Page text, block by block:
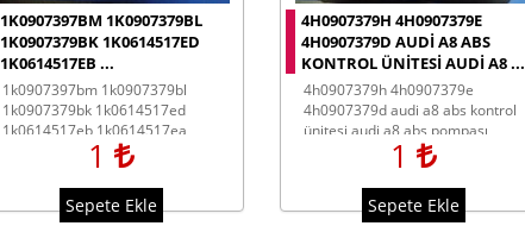
1K0907397BM 1K0907379BL
1K0907379BK 1K0614517ED
1K0614517EB ...
1k0907397bm 1k0907379bl
1k0907379bk 1k0614517ed
1k0614517eb 1k0614517ea
volkswagen audi seat skoda abs
1
Sepete Ekle
4H0907379H 4H0907379E
4H0907379D AUDI A8 ABS
KONTROL ÜNITESI AUDI A8 ...
4h0907379h 4h0907379e
4h0907379d audi a8 abs kontrol
ünitesi audi a8 abs pompası
1
Sepete Ekle